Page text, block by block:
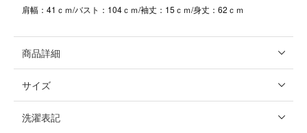
肩幅：41ｃｍ/バスト：104ｃｍ/袖丈：15ｃｍ/身丈：62ｃｍ
商品詳細
サイズ
洗濯表記